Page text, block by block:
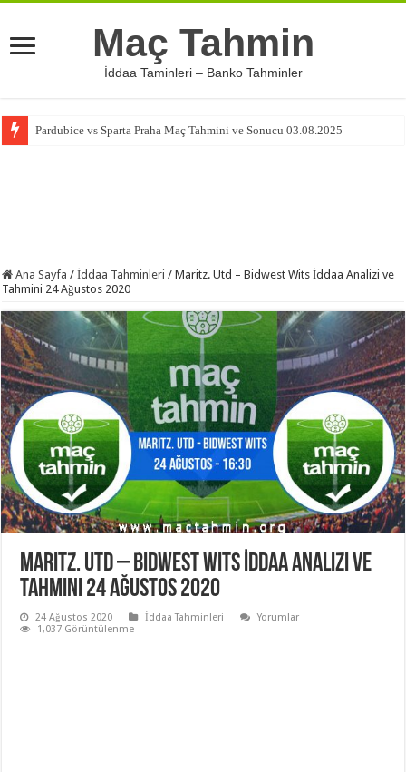
Maç Tahmin
İddaa Taminleri – Banko Tahminler
Pardubice vs Sparta Praha Maç Tahmini ve Sonucu 03.08.2025
Ana Sayfa / İddaa Tahminleri / Maritz. Utd – Bidwest Wits İddaa Analizi ve
Tahmini 24 Ağustos 2020
Maritz. Utd – Bidwest Wits İddaa Analizi ve
Tahmini 24 Ağustos 2020
24 Ağustos 2020 İddaa Tahminleri
Yorumlar
1,037 Görüntülenme